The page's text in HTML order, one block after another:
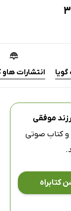
انتشارات
موفقی
و کتاب صوتی
کتابراه